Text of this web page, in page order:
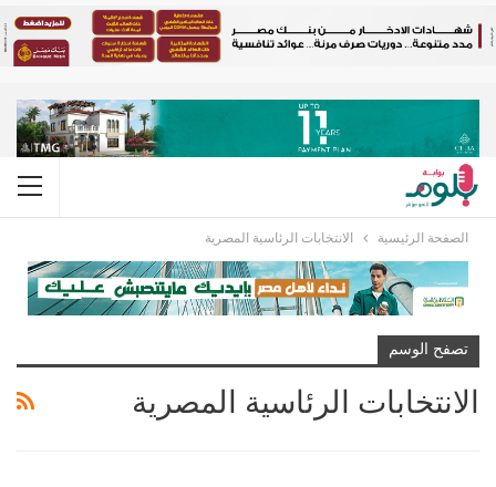
الصفحة الرئيسية الانتخابات الرئاسية المصرية
تصفح الوسم
الانتخابات الرئاسية المصرية